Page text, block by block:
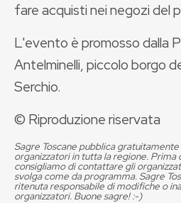
fare acquisti nei negozi del
L'evento è promosso dalla
Antelminelli, piccolo borgo
Serchio.
© Riproduzione riservata
Sagre Toscane pubblica
organizzatori in tutta la regione.
consigliamo di contattare gli
svolga come da programma. Sagre
ritenuta responsabile di modifiche o
organizzatori. Buone sagre! :-)